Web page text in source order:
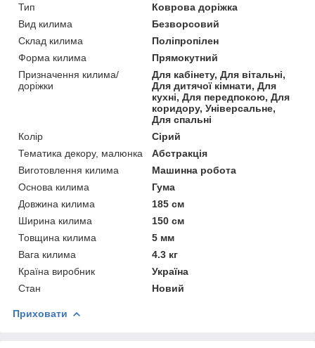
Тип
Коврова доріжка
Вид килима
Безворсовий
Склад килима
Поліпропілен
Форма килима
Прямокутний
Призначення килима/
доріжки
Для кабінету, Для вітальні,
Для дитячої кімнати, Для
кухні, Для передпокою, Для
коридору, Універсальне,
Для спальні
Колір
Сірий
Тематика декору, малюнка
Абстракція
Виготовлення килима
Машинна робота
Основа килима
Гума
Довжина килима
185 см
Ширина килима
150 см
Товщина килима
5 мм
Вага килима
4.3 кг
Країна виробник
Україна
Стан
Новий
Приховати